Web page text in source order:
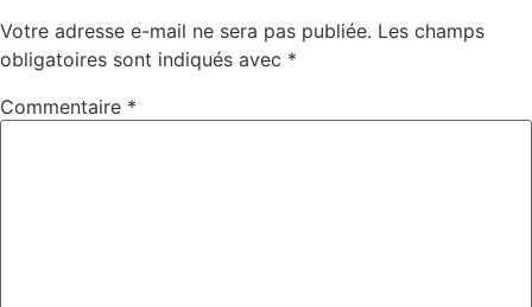
Votre adresse e-mail ne sera pas publiée. Les champs
obligatoires sont indiqués avec *
Commentaire *